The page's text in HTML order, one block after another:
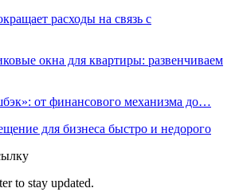
расходы на связь с
окна для квартиры: развенчиваем
от финансового механизма до…
для бизнеса быстро и недорого
to stay updated.